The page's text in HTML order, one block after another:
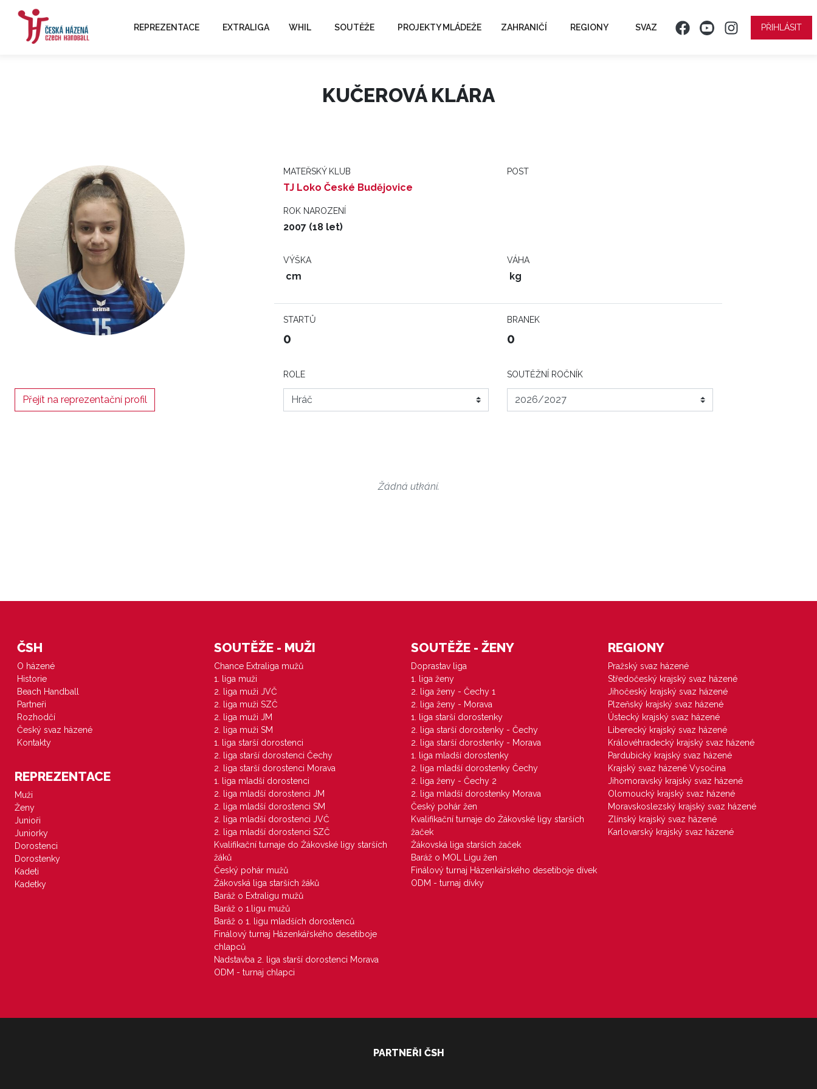
REPREZENTACE EXTRALIGA WHIL SOUTĚŽE PROJEKTY MLÁDEŽE ZAHRANIČÍ REGIONY SVAZ PŘIHLÁSIT
KUČEROVÁ KLÁRA
MATEŘSKÝ KLUB
TJ Loko České Budějovice
POST
ROK NAROZENÍ
2007 (18 let)
VÝŠKA
cm
VÁHA
kg
STARTŮ
0
BRANEK
0
Přejít na reprezentační profil
ROLE SOUTĚŽNÍ ROČNÍK
Žádná utkání.
ČSH
O házené
Historie
Beach Handball
Partneři
Rozhodčí
Český svaz házené
Kontakty
REPREZENTACE
Muži
Ženy
Junioři
Juniorky
Dorostenci
Dorostenky
Kadeti
Kadetky
SOUTĚŽE - MUŽI
Chance Extraliga mužů
1. liga muži
2. liga muži JVČ
2. liga muži SZČ
2. liga muži JM
2. liga muži SM
1. liga starší dorostenci
2. liga starší dorostenci Čechy
2. liga starší dorostenci Morava
1. liga mladší dorostenci
2. liga mladší dorostenci JM
2. liga mladší dorostenci SM
2. liga mladší dorostenci JVČ
2. liga mladší dorostenci SZČ
Kvalifikační turnaje do Žákovské ligy starších
žáků
Český pohár mužů
Žákovská liga starších žáků
Baráž o Extraligu mužů
Baráž o 1.ligu mužů
Baráž o 1. ligu mladších dorostenců
Finálový turnaj Házenkářského desetiboje
chlapců
Nadstavba 2. liga starší dorostenci Morava
ODM - turnaj chlapci
SOUTĚŽE - ŽENY
Doprastav liga
1. liga ženy
2. liga ženy - Čechy 1
2. liga ženy - Morava
1. liga starší dorostenky
2. liga starší dorostenky - Čechy
2. liga starší dorostenky - Morava
1. liga mladší dorostenky
2. liga mladší dorostenky Čechy
2. liga ženy - Čechy 2
2. liga mladší dorostenky Morava
Český pohár žen
Kvalifikační turnaje do Žákovské ligy starších
žaček
Žákovská liga starších žaček
Baráž o MOL Ligu žen
Finálový turnaj Házenkářského desetiboje dívek
ODM - turnaj dívky
REGIONY
Pražský svaz házené
Středočeský krajský svaz házené
Jihočeský krajský svaz házené
Plzeňský krajský svaz házené
Ústecký krajský svaz házené
Liberecký krajský svaz házené
Královéhradecký krajský svaz házené
Pardubický krajský svaz házené
Krajský svaz házené Vysočina
Jihomoravský krajský svaz házené
Olomoucký krajský svaz házené
Moravskoslezský krajský svaz házené
Zlínský krajský svaz házené
Karlovarský krajský svaz házené
PARTNEŘI ČSH